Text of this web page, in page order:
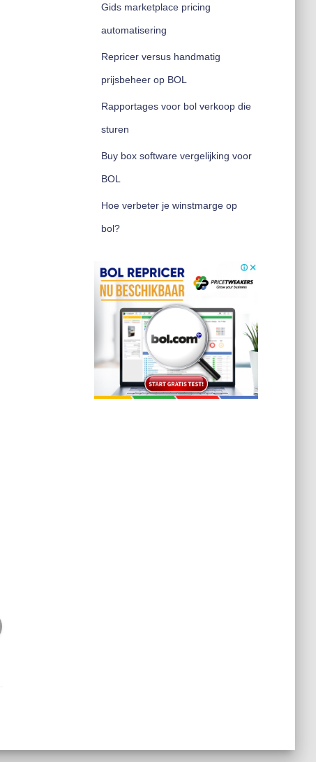
Gids marketplace pricing
automatisering
Repricer versus handmatig
prijsbeheer op BOL
Rapportages voor bol verkoop die
sturen
Buy box software vergelijking voor
BOL
Hoe verbeter je winstmarge op
bol?